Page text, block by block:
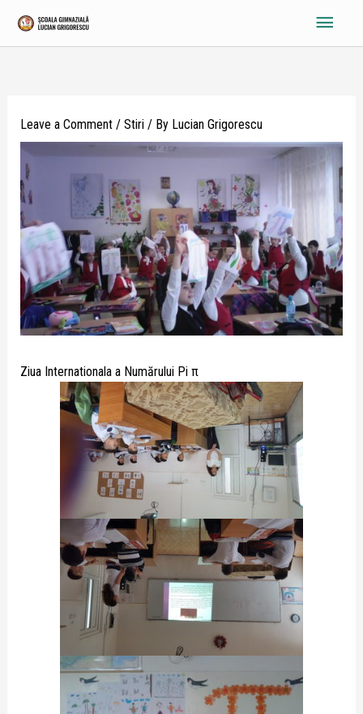
content
Main
Leave a Comment / Stiri/ By Lucian Grigorescu
Ziua Internationala a Numărului Pi π